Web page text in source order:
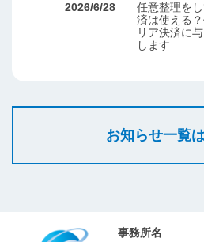
2026/6/28
任意整理を
済は使える
リア決済に
します
お知らせ一覧
事務所名